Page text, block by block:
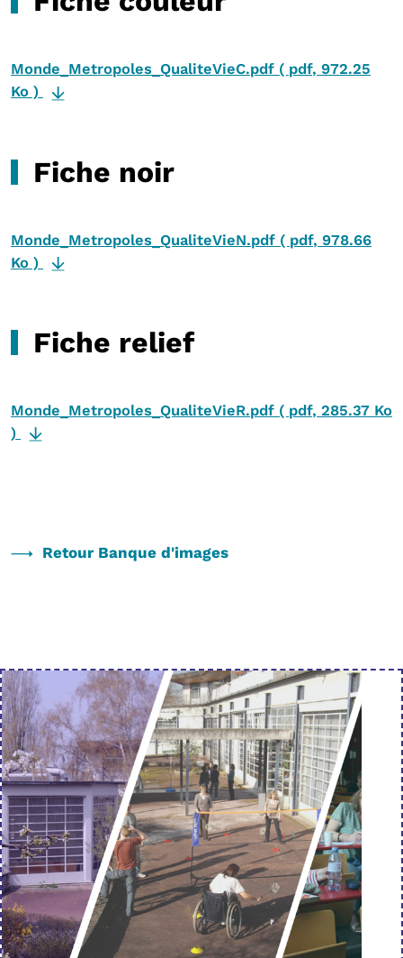
Monde_Metropoles_QualiteVieC.pdf ( pdf, 972.25
Ko )
Fiche noir
Monde_Metropoles_QualiteVieN.pdf ( pdf, 978.66
Ko )
Fiche relief
Monde_Metropoles_QualiteVieR.pdf ( pdf, 285.37 Ko
)
Retour Banque d'images